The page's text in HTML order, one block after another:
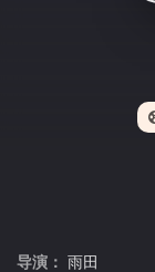
导演： 雨田